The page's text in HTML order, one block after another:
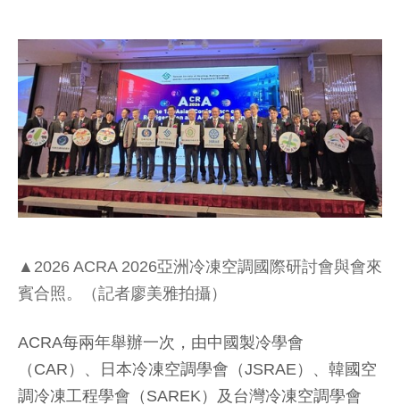
▲2026 ACRA 2026亞洲冷凍空調國際研討會與會來
賓合照。（記者廖美雅拍攝）
ACRA每兩年舉辦一次，由中國製冷學會
（CAR）、日本冷凍空調學會（JSRAE）、韓國空
調冷凍工程學會（SAREK）及台灣冷凍空調學會